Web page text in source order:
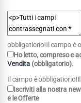
obbligatiorio!Il campo è
Ho letto, compreso e
Vendita (obbligatorio).
Il campo è
Iscrivitialla nostra
e leOfferte